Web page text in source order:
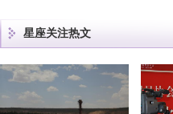
星座关注热文